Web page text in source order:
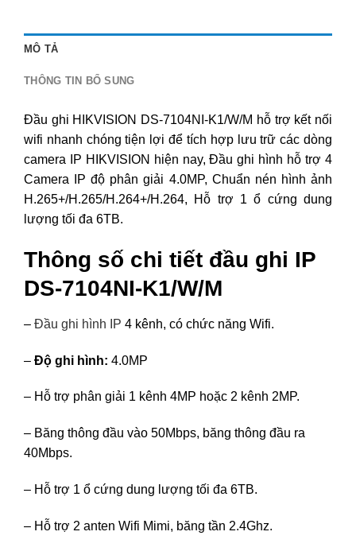
MÔ TẢ
THÔNG TIN BỔ SUNG
Đầu ghi HIKVISION DS-7104NI-K1/W/M hỗ trợ kết nối
wifi nhanh chóng tiện lợi để tích hợp lưu trữ các dòng
camera IP HIKVISION hiện nay, Đầu ghi hình hỗ trợ 4
Camera IP độ phân giải 4.0MP, Chuẩn nén hình ảnh
H.265+/H.265/H.264+/H.264, Hỗ trợ 1 ổ cứng dung
lượng tối đa 6TB.
Thông số chi tiết đầu ghi IP
DS-7104NI-K1/W/M
– Đầu ghi hình IP 4 kênh, có chức năng Wifi.
– Độ ghi hình: 4.0MP
– Hỗ trợ phân giải 1 kênh 4MP hoặc 2 kênh 2MP.
– Băng thông đầu vào 50Mbps, băng thông đầu ra
40Mbps.
– Hỗ trợ 1 ổ cứng dung lượng tối đa 6TB.
– Hỗ trợ 2 anten Wifi Mimi, băng tần 2.4Ghz.